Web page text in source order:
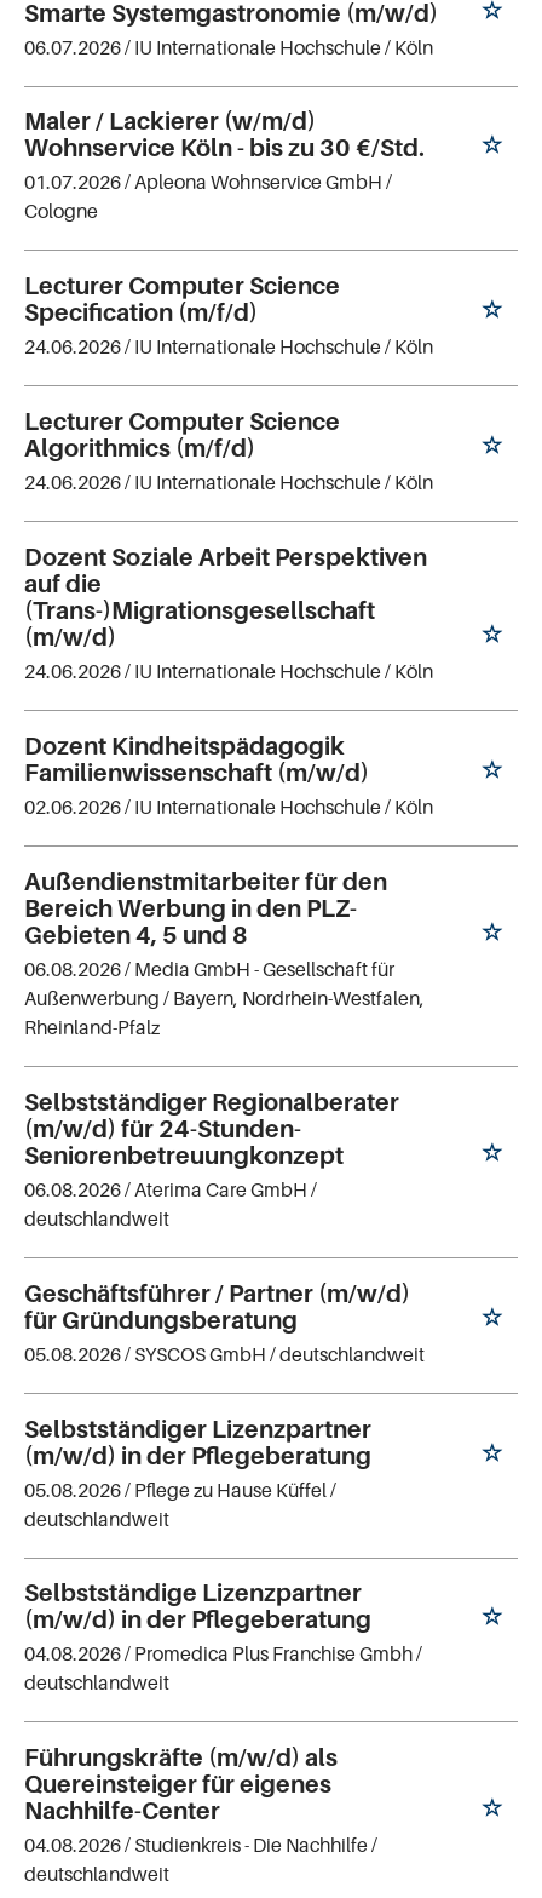
Smarte Systemgastronomie (m/w/d)
06.07.2026 / IU Internationale Hochschule/ Köln
Maler / Lackierer (w/m/d)
Wohnservice Köln - bis zu 30 €/Std.
01.07.2026 /Apleona Wohnservice GmbH /
Cologne
Lecturer Computer Science
Specification (m/f/d)
24.06.2026 / IU Internationale Hochschule/ Köln
Lecturer Computer Science
Algorithmics (m/f/d)
24.06.2026 / IU Internationale Hochschule/ Köln
Dozent Soziale Arbeit Perspektiven
auf die
(Trans-)Migrationsgesellschaft
(m/w/d)
24.06.2026 / IU Internationale Hochschule/ Köln
Dozent Kindheitspädagogik
Familienwissenschaft (m/w/d)
02.06.2026 / IU Internationale Hochschule/ Köln
Außendienstmitarbeiter für den
Bereich Werbung in den PLZ-
Gebieten 4, 5 und 8
06.08.2026 / Media GmbH - Gesellschaft für
Außenwerbung / Bayern, Nordrhein-Westfalen,
Rheinland-Pfalz
Selbstständiger Regionalberater
(m/w/d) für 24-Stunden-
Seniorenbetreuungkonzept
06.08.2026 / Aterima Care GmbH /
deutschlandweit
Geschäftsführer / Partner (m/w/d)
für Gründungsberatung
05.08.2026 / SYSCOS GmbH / deutschlandweit
Selbstständiger Lizenzpartner
(m/w/d) in der Pflegeberatung
05.08.2026 / Pflege zu Hause Küffel /
deutschlandweit
Selbstständige Lizenzpartner
(m/w/d) in der Pflegeberatung
04.08.2026 / Promedica Plus Franchise Gmbh/
deutschlandweit
Führungskräfte (m/w/d) als
Quereinsteiger für eigenes
Nachhilfe-Center
04.08.2026 / Studienkreis - Die Nachhilfe/
deutschlandweit